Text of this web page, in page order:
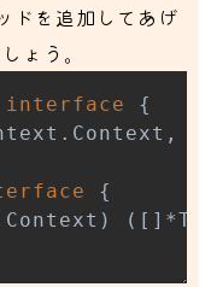
を追加してあげ
ょう。
interface
{
. Context ,
{
Context ) ( [ ] *